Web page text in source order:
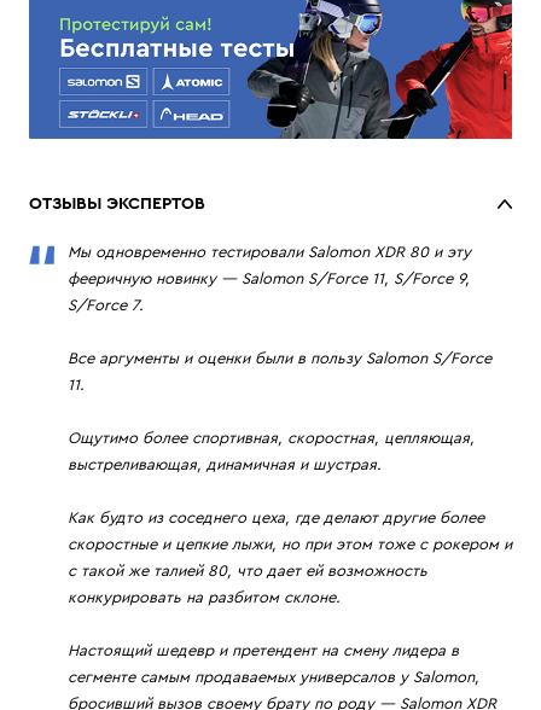
ОТЗЫВЫ ЭКСПЕРТОВ
Мы одновременно тестировали Salomon XDR 80 и эту
фееричную новинку — Salomon S/Force 11, S/Force 9,
S/Force 7.
Все аргументы и оценки были в пользу Salomon S/Force
11.
Ощутимо более спортивная, скоростная, цепляющая,
выстреливающая, динамичная и шустрая.
Как будто из соседнего цеха, где делают другие более
скоростные и цепкие лыжи, но при этом тоже с рокером и
с такой же талией 80, что дает ей возможность
конкурировать на разбитом склоне.
Настоящий шедевр и претендент на смену лидера в
сегменте самым продаваемых универсалов у Salomon,
бросивший вызов своему брату по роду — Salomon XDR